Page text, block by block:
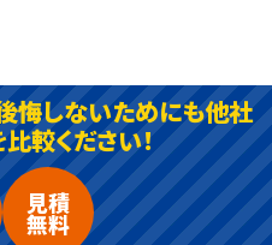
悔しないためにも他社
較ください！
見積
無料